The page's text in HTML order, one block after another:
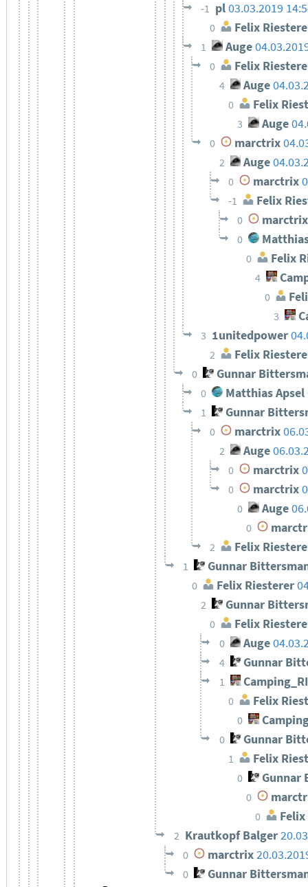
-1 pl03.03.2019
0 Felix
1 Auge
0 Felix
4 Auge
0 Felix
3 Auge
0 marctrix
2 Auge
0 marctrix
-1 Felix
0 marctrix
0
0 Felix
4
0
3
3 1unitedpower
2 Felix
0 Gunnar
0 Matthias Apsel
1 Gunnar
0 marctrix
2 Auge
0 marctrix
0 marctrix
0 Auge
0
2 Felix
1 Gunnar
0 Felix Riesterer
2 Gunnar
0 Felix
0 Auge
4 Gunnar
1
0 Felix
0
0 Gunnar
1 Felix
0 Gunnar
0
0
2 Krautkopf Balger
0 marctrix
0 Gunnar